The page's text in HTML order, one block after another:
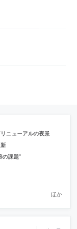
ニューアルの夜景
の課題”
ほか